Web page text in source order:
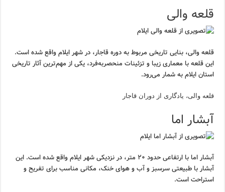
قلعه والی
قلعه والی، بنایی تاریخی مربوط به دوره قاجار، در شهر ایلام واقع شده است.
این قلعه با معماری زیبا و تزئینات منحصربه‌فرد، یکی از مهم‌ترین آثار تاریخی
استان ایلام به شمار می‌رود.
قلعه والی، یادگاری از دوران قاجار
آبشار اما
آبشار اما با ارتفاعی حدود ۲۰ متر، در نزدیکی شهر ایلام واقع شده است. این
آبشار با طبیعتی سرسبز و آب و هوای خنک، مکانی مناسب برای تفریح و
استراحت است.